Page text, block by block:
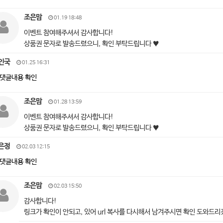
조은맘 01.19 18:48
이벤트 참여해주셔서 감사합니다!
상품권 문자로 발송드렸으니, 확인 부탁드립니다 ♥
국 01.25 16:31
댓글내용 확인
조은맘 01.28 13:59
이벤트 참여해주셔서 감사합니다!
상품권 문자로 발송드렸으니, 확인 부탁드립니다 ♥
정 02.03 12:15
댓글내용 확인
조은맘 02.03 15:50
감사합니다!
링크가 확인이 안되고, 있어 url 복사를 다시해서 남겨주시면 확인 도와드리